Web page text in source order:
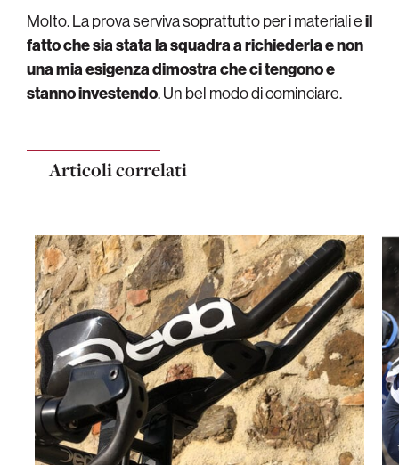
Molto. La prova serviva soprattutto per i materiali eil
fatto che sia stata la squadra a richiederla e non
una mia esigenza dimostra che ci tengono e
stanno investendo. Un bel modo di cominciare.
Articoli correlati